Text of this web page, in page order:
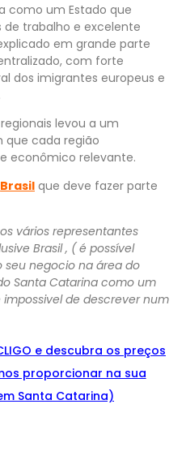
como um Estado que
trabalho e excelente
em grande parte
com forte
dos imigrantes europeus e
levou a um
que cada região
econômico relevante.
Brasil que deve fazer parte
vários representantes
Brasil , ( é possível
seu negocio na área do
Santa Catarina como um
de descrever num
e descubra os preços
proporcionar na sua
Santa Catarina)